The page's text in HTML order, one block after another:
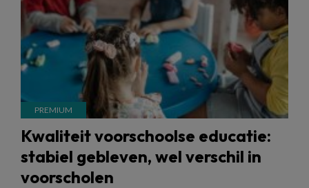
Kwaliteit voorschoolse educatie:
stabiel gebleven, wel verschil in
voorscholen